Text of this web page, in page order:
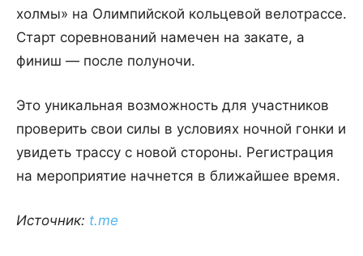
холмы» на Олимпийской кольцевой велотрассе.
Старт соревнований намечен на закате, а
финиш — после полуночи.
Это уникальная возможность для участников
проверить свои силы в условиях ночной гонки и
увидеть трассу с новой стороны. Регистрация
на мероприятие начнется в ближайшее время.
Источник: t.me